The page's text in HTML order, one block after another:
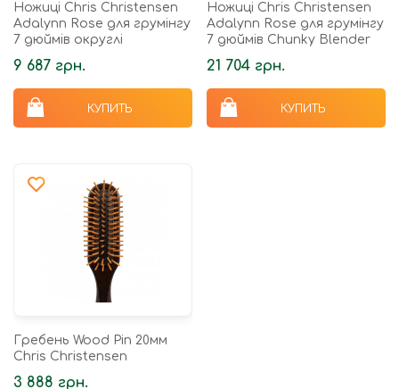
Ножиці Chris Christensen
Adalynn Rose для грумінгу
7 дюймів округлі
9 687 грн.
КУПИТЬ
Ножиці Chris Christensen
Adalynn Rose для грумінгу
7 дюймів Chunky Blender
21 704 грн.
КУПИТЬ
Гребень Wood Pin 20мм
Chris Christensen
3 888 грн.